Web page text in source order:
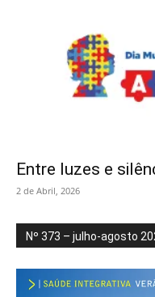
Entre luzes e
2 de Abril, 2026
Nº 373 – julho-agosto